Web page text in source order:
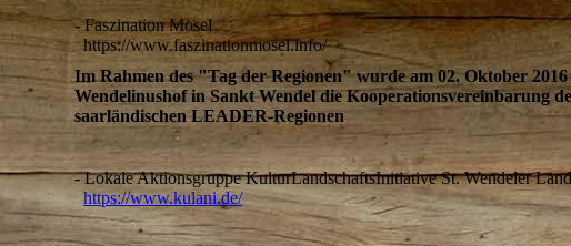
- Faszination Mosel
https://www.faszinationmosel.info/
Im Rahmen des "Tag der Regionen" wurde am 02. Oktober 2016
Wendelinushof in Sankt Wendel die Kooperationsvereinbarung
saarländischen LEADER-Regionen
- Lokale Aktionsgruppe KulturLandschaftsInitiative St. Wendeler Land
https://www.kulani.de/